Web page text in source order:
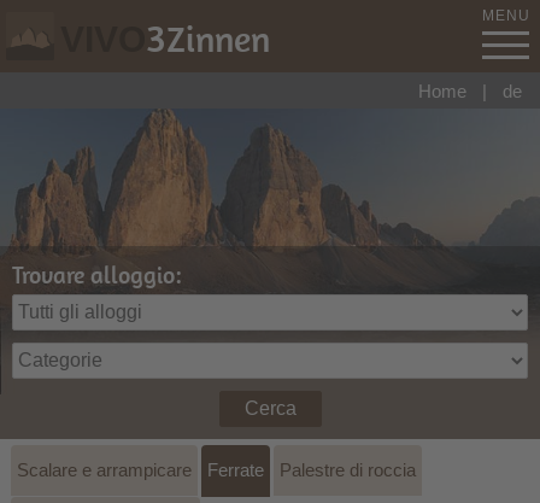
3Zinnen MENU
Trovare alloggio:
Cerca
Home | de
Scalare e arrampicare Ferrate Palestre di roccia